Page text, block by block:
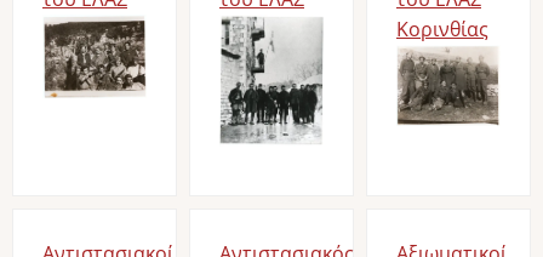
Image
Image
Κορινθίας
Image